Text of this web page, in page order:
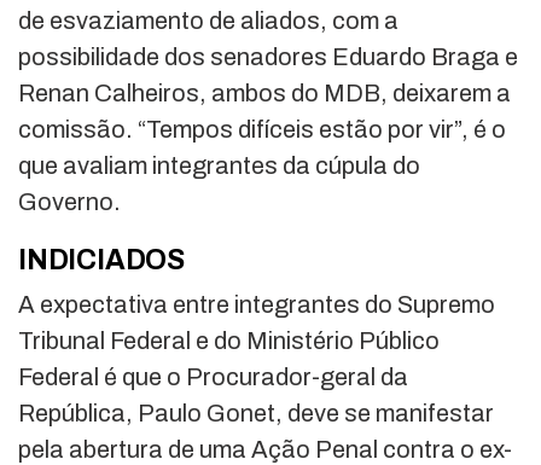
de esvaziamento de aliados, com a
possibilidade dos senadores Eduardo Braga e
Renan Calheiros, ambos do MDB, deixarem a
comissão. “Tempos difíceis estão por vir”, é o
que avaliam integrantes da cúpula do
Governo.
INDICIADOS
A expectativa entre integrantes do Supremo
Tribunal Federal e do Ministério Público
Federal é que o Procurador-geral da
República, Paulo Gonet, deve se manifestar
pela abertura de uma Ação Penal contra o ex-